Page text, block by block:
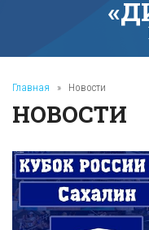
Главная » Новости
НОВОСТИ